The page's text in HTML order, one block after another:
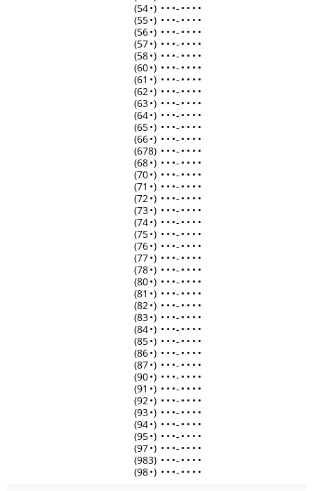
(54•) • • •- • • • •
(55•) • • •- • • • •
(56•) • • •- • • • •
(57•) • • •- • • • •
(58•) • • •- • • • •
(60•) • • •- • • • •
(61 •) • • •- • • • •
(62•) • • •- • • • •
(63•) • • •- • • • •
(64•) • • •- • • • •
(65•) • • •- • • • •
(66•) • • •- • • • •
(678) • • •- • • • •
(68•) • • •- • • • •
(70•) • • •- • • • •
(71 •) • • •- • • • •
(72•) • • •- • • • •
(73•) • • •- • • • •
(74•) • • •- • • • •
(75•) • • •- • • • •
(76•) • • •- • • • •
(77•) • • •- • • • •
(78•) • • •- • • • •
(80•) • • •- • • • •
(81 •) • • •- • • • •
(82•) • • •- • • • •
(83•) • • •- • • • •
(84•) • • •- • • • •
(85•) • • •- • • • •
(86•) • • •- • • • •
(87•) • • •- • • • •
(90•) • • •- • • • •
(91 •) • • •- • • • •
(92•) • • •- • • • •
(93•) • • •- • • • •
(94•) • • •- • • • •
(95•) • • •- • • • •
(97•) • • •- • • • •
(983) • • •- • • • •
(98•) • • •- • • • •